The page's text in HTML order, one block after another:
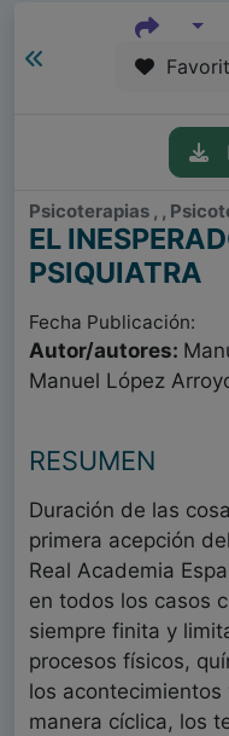
Psicoterapias , ,
EL
PSIQUIATRA
Fecha Publicación:
Autor/autores:
Manuel López
RESUMEN
Duración de las
primera acepción
Real Academia
en todos los casos
siempre finita y
procesos físicos,
los
manera cíclica, los